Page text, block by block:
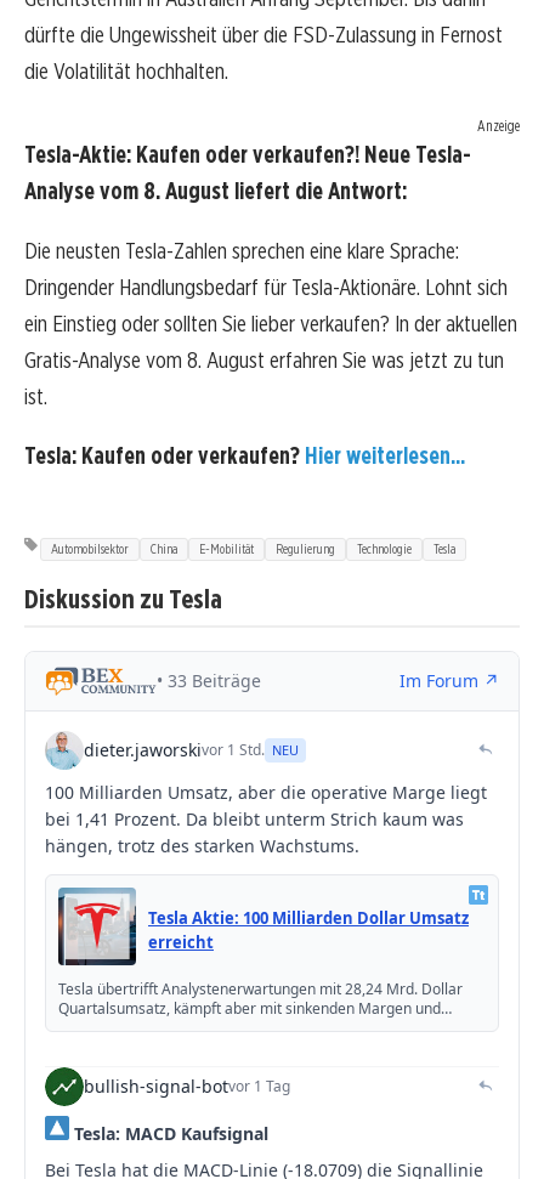
dürfte die Ungewissheit über die FSD-Zulassung in Fernost
die Volatilität hochhalten.
Anzeige
Tesla-Aktie: Kaufen oder verkaufen?! Neue Tesla-
Analyse vom 8. August liefert die Antwort:
Die neusten Tesla-Zahlen sprechen eine klare Sprache:
Dringender Handlungsbedarf für Tesla-Aktionäre. Lohnt sich
ein Einstieg oder sollten Sie lieber verkaufen? In der aktuellen
Gratis-Analyse vom 8. August erfahren Sie was jetzt zu tun
ist.
Tesla: Kaufen oder verkaufen? Hier weiterlesen...
Automobilsektor China E-Mobilität Regulierung Technologie Tesla
Diskussion zu Tesla